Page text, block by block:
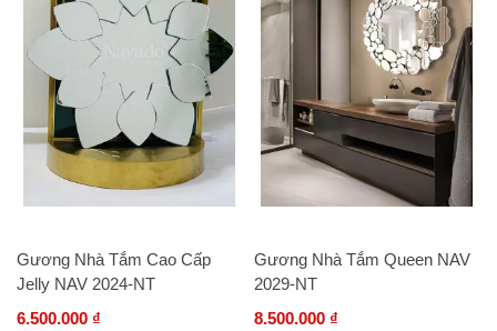
Gương Nhà Tắm Cao Cấp
Jelly NAV 2024-NT
6.500.000 ₫
Gương Nhà Tắm Queen NAV
2029-NT
8.500.000 ₫